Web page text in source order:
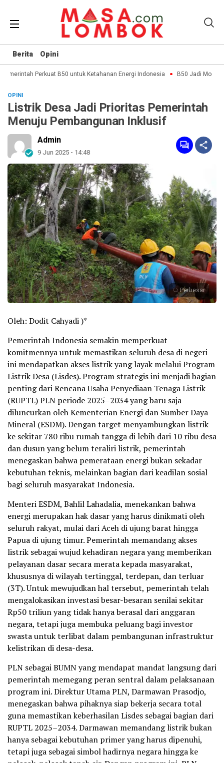
Berita Opini
Perkuat B50 untuk Ketahanan Energi Indonesia B50 Jadi
OPINI
Listrik Desa Jadi Prioritas Pemerintah
Menuju Pembangunan Inklusif
Admin
9 Jun 2025 - 14:48
Perbesar
Oleh: Dodit Cahyadi )*
Pemerintah Indonesia semakin memperkuat
komitmennya untuk memastikan seluruh desa di negeri
ini mendapatkan akses listrik yang layak melalui Program
Listrik Desa (Lisdes). Program strategis ini menjadi bagian
penting dari Rencana Usaha Penyediaan Tenaga Listrik
(RUPTL) PLN periode 2025–2034 yang baru saja
diluncurkan oleh Kementerian Energi dan Sumber Daya
Mineral (ESDM). Dengan target menyambungkan listrik
ke sekitar 780 ribu rumah tangga di lebih dari 10 ribu desa
dan dusun yang belum teraliri listrik, pemerintah
menegaskan bahwa pemerataan energi bukan sekadar
kebutuhan teknis, melainkan bagian dari keadilan sosial
bagi seluruh masyarakat Indonesia.
Menteri ESDM, Bahlil Lahadalia, menekankan bahwa
energi merupakan hak dasar yang harus dinikmati oleh
seluruh rakyat, mulai dari Aceh di ujung barat hingga
Papua di ujung timur. Pemerintah memandang akses
listrik sebagai wujud kehadiran negara yang memberikan
pelayanan dasar secara merata kepada masyarakat,
khususnya di wilayah tertinggal, terdepan, dan terluar
(3T). Untuk mewujudkan hal tersebut, pemerintah telah
mengalokasikan investasi besar-besaran senilai sekitar
Rp50 triliun yang tidak hanya berasal dari anggaran
negara, tetapi juga membuka peluang bagi investor
swasta untuk terlibat dalam pembangunan infrastruktur
kelistrikan di desa-desa.
PLN sebagai BUMN yang mendapat mandat langsung dari
pemerintah memegang peran sentral dalam pelaksanaan
program ini. Direktur Utama PLN, Darmawan Prasodjo,
menegaskan bahwa pihaknya siap bekerja secara total
guna memastikan keberhasilan Lisdes sebagai bagian dari
RUPTL 2025–2034. Darmawan memandang listrik bukan
hanya sebagai kebutuhan primer yang harus dipenuhi,
tetapi juga sebagai simbol hadirnya negara hingga ke